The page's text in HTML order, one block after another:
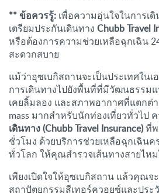
** ข้อควรรู้: เพื่อความอุ่นใจในการเ
เตรียมประกันเดินทาง Chubb Travel
หรือต้องการความช่วยเหลือฉุกเฉิน
สะดวกสบาย
แม้ว่าอุซเบกิสถานจะเป็นประเทศใน
การเดินทางไปยังพื้นที่ที่มีวัฒนธรรม
เคยลิ้มลอง และสภาพอากาศที่แตกต่า
mass มากสำหรับนักท่องเที่ยวทั่วไป
เดินทาง (Chubb Travel Insurance)ที่พ
ชั่วโมง ด้วยบริการช่วยเหลือฉุกเฉิน
ทั่วโลก ให้คุณสำรวจเส้นทางสายไห
เพียงเปิดใจให้อุซเบกิสถาน แล้วคุณ
สถาปัตยกรรมสีเทอร์ควอยซ์และประ